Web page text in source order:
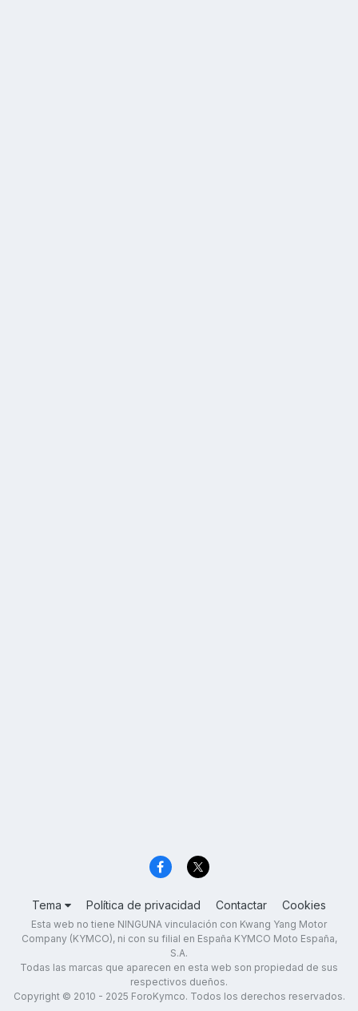
Tema Política de privacidad Contactar Cookies
Esta web no tiene NINGUNA vinculación con Kwang Yang Motor
Company (KYMCO), ni con su filial en España KYMCO Moto España,
S.A.
Todas las marcas que aparecen en esta web son propiedad de sus
respectivos dueños.
Copyright © 2010 - 2025 ForoKymco. Todos los derechos reservados.